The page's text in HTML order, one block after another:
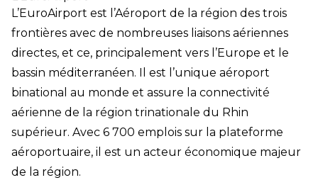
L’EuroAirport est l’Aéroport de la région des trois
frontières avec de nombreuses liaisons aériennes
directes, et ce, principalement vers l’Europe et le
bassin méditerranéen. Il est l’unique aéroport
binational au monde et assure la connectivité
aérienne de la région trinationale du Rhin
supérieur. Avec 6 700 emplois sur la plateforme
aéroportuaire, il est un acteur économique majeur
de la région.